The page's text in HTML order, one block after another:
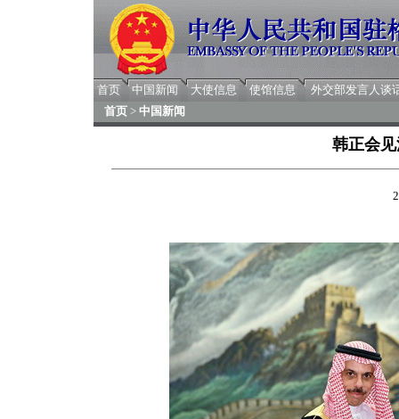
首页 中国新闻 大使信息 使馆信息
外交部发言人谈
首页 > 中国新闻
韩正会